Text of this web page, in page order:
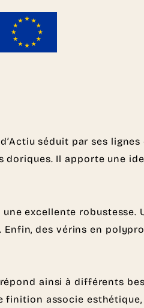
d’Actiu séduit par ses
Il apporte une
une excellente
des vérins en
ainsi à différents
finition associe